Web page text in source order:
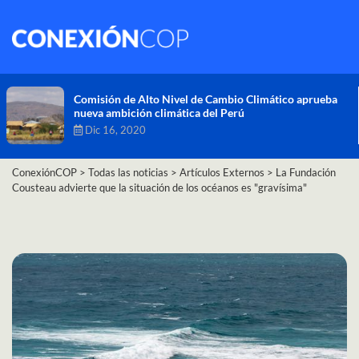
Comisión de Alto Nivel de Cambio Climático aprueba
nueva ambición climática del Perú
Dic 16, 2020
ConexiónCOP > Todas las noticias > Artículos Externos > La Fundación
Cousteau advierte que la situación de los océanos es "gravísima"